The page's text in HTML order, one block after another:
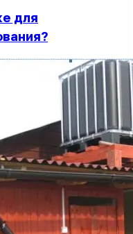
для